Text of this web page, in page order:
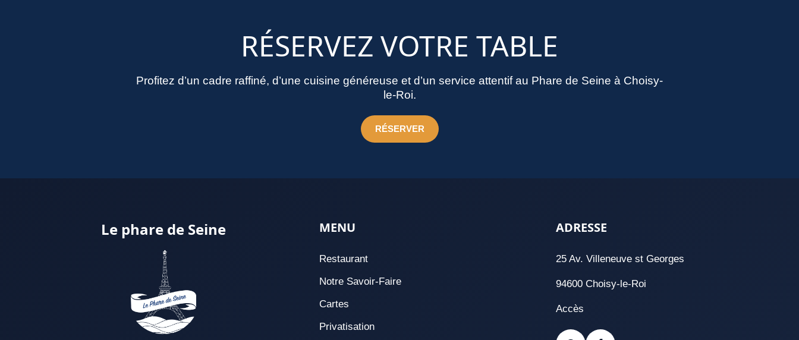
RÉSERVEZ VOTRE TABLE
Profitez d’un cadre raffiné, d’une cuisine généreuse et d’un service attentif au Phare de Seine à Choisy-
le-Roi.
RÉSERVER
Le phare de Seine MENU
Restaurant
Notre Savoir-Faire
Cartes
Privatisation
ADRESSE
25 Av. Villeneuve st Georges
94600 Choisy-le-Roi
Accès